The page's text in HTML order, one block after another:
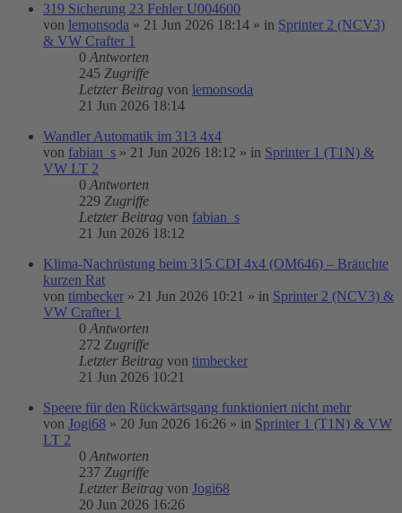
319 Sicherung 23 Fehler U004600
von lemonsoda » 21 Jun 2026 18:14 » in Sprinter 2 (NCV3)
& VW Crafter 1
0 Antworten
245 Zugriffe
Letzter Beitrag von lemonsoda
21 Jun 2026 18:14
Wandler Automatik im 313 4x4
von fabian_s » 21 Jun 2026 18:12 » in Sprinter 1 (T1N) &
VW LT 2
0 Antworten
229 Zugriffe
Letzter Beitrag von fabian_s
21 Jun 2026 18:12
Klima-Nachrüstung beim 315 CDI 4x4 (OM646) – Bräuchte
kurzen Rat
von timbecker » 21 Jun 2026 10:21 » in Sprinter 2 (NCV3) &
VW Crafter 1
0 Antworten
272 Zugriffe
Letzter Beitrag von timbecker
21 Jun 2026 10:21
Speere für den Rückwärtsgang funktioniert nicht mehr
von Jogi68 » 20 Jun 2026 16:26 » in Sprinter 1 (T1N) & VW
LT 2
0 Antworten
237 Zugriffe
Letzter Beitrag von Jogi68
20 Jun 2026 16:26